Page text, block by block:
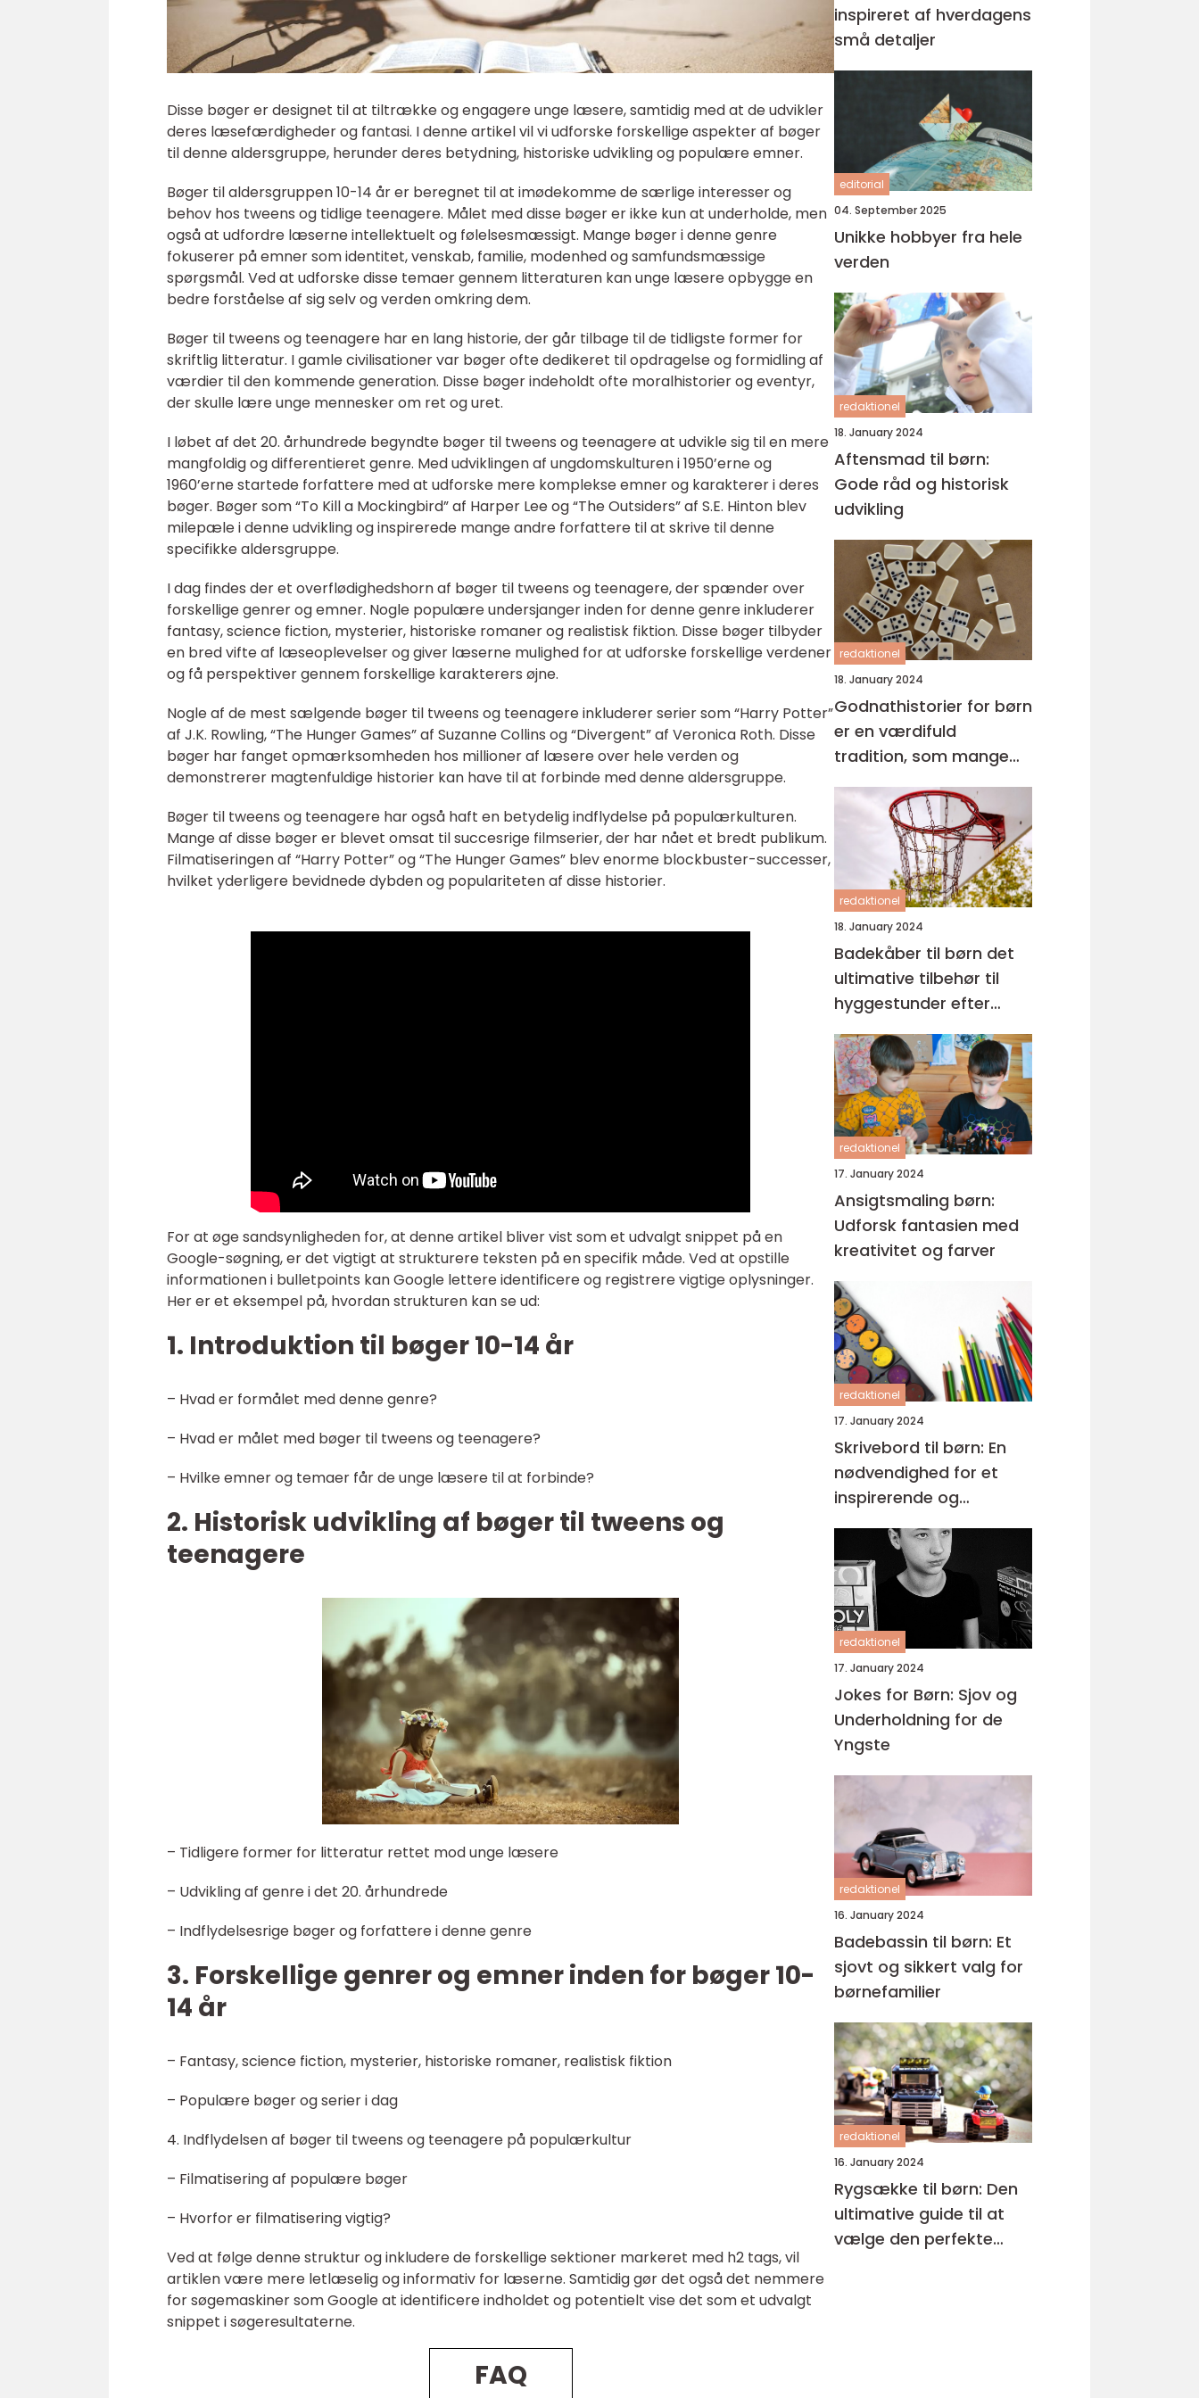
Disse bøger er designet til at tiltrække og engagere unge læsere, samtidig med at de udvikler
deres læsefærdigheder og fantasi. I denne artikel vil vi udforske forskellige aspekter af bøger
til denne aldersgruppe, herunder deres betydning, historiske udvikling og populære emner.
Bøger til aldersgruppen 10-14 år er beregnet til at imødekomme de særlige interesser og
behov hos tweens og tidlige teenagere. Målet med disse bøger er ikke kun at underholde, men
også at udfordre læserne intellektuelt og følelsesmæssigt. Mange bøger i denne genre
fokuserer på emner som identitet, venskab, familie, modenhed og samfundsmæssige
spørgsmål. Ved at udforske disse temaer gennem litteraturen kan unge læsere opbygge en
bedre forståelse af sig selv og verden omkring dem.
Bøger til tweens og teenagere har en lang historie, der går tilbage til de tidligste former for
skriftlig litteratur. I gamle civilisationer var bøger ofte dedikeret til opdragelse og formidling af
værdier til den kommende generation. Disse bøger indeholdt ofte moralhistorier og eventyr,
der skulle lære unge mennesker om ret og uret.
I løbet af det 20. århundrede begyndte bøger til tweens og teenagere at udvikle sig til en mere
mangfoldig og differentieret genre. Med udviklingen af ungdomskulturen i 1950’erne og
1960’erne startede forfattere med at udforske mere komplekse emner og karakterer i deres
bøger. Bøger som “To Kill a Mockingbird” af Harper Lee og “The Outsiders” af S.E. Hinton blev
milepæle i denne udvikling og inspirerede mange andre forfattere til at skrive til denne
specifikke aldersgruppe.
I dag findes der et overflødighedshorn af bøger til tweens og teenagere, der spænder over
forskellige genrer og emner. Nogle populære undersjanger inden for denne genre inkluderer
fantasy, science fiction, mysterier, historiske romaner og realistisk fiktion. Disse bøger tilbyder
en bred vifte af læseoplevelser og giver læserne mulighed for at udforske forskellige verdener
og få perspektiver gennem forskellige karakterers øjne.
Nogle af de mest sælgende bøger til tweens og teenagere inkluderer serier som “Harry Potter”
af J.K. Rowling, “The Hunger Games” af Suzanne Collins og “Divergent” af Veronica Roth. Disse
bøger har fanget opmærksomheden hos millioner af læsere over hele verden og
demonstrerer magtenfuldige historier kan have til at forbinde med denne aldersgruppe.
Bøger til tweens og teenagere har også haft en betydelig indflydelse på populærkulturen.
Mange af disse bøger er blevet omsat til succesrige filmserier, der har nået et bredt publikum.
Filmatiseringen af “Harry Potter” og “The Hunger Games” blev enorme blockbuster-successer,
hvilket yderligere bevidnede dybden og populariteten af disse historier.
For at øge sandsynligheden for, at denne artikel bliver vist som et udvalgt snippet på en
Google-søgning, er det vigtigt at strukturere teksten på en specifik måde. Ved at opstille
informationen i bulletpoints kan Google lettere identificere og registrere vigtige oplysninger.
Her er et eksempel på, hvordan strukturen kan se ud:
1. Introduktion til bøger 10-14 år
– Hvad er formålet med denne genre?
– Hvad er målet med bøger til tweens og teenagere?
– Hvilke emner og temaer får de unge læsere til at forbinde?
2. Historisk udvikling af bøger til tweens og
teenagere
– Tidligere former for litteratur rettet mod unge læsere
– Udvikling af genre i det 20. århundrede
– Indflydelsesrige bøger og forfattere i denne genre
3. Forskellige genrer og emner inden for bøger 10-
14 år
– Fantasy, science fiction, mysterier, historiske romaner, realistisk fiktion
– Populære bøger og serier i dag
4. Indflydelsen af bøger til tweens og teenagere på populærkultur
– Filmatisering af populære bøger
– Hvorfor er filmatisering vigtig?
Ved at følge denne struktur og inkludere de forskellige sektioner markeret med h2 tags, vil
artiklen være mere letlæselig og informativ for læserne. Samtidig gør det også det nemmere
for søgemaskiner som Google at identificere indholdet og potentielt vise det som et udvalgt
snippet i søgeresultaterne.
FAQ
inspireret af hverdagens
små detaljer
editorial
04. September 2025
Unikke hobbyer fra hele
verden
redaktionel
18. January 2024
Aftensmad til børn:
Gode råd og historisk
udvikling
redaktionel
18. January 2024
Godnathistorier for børn
er en værdifuld
tradition, som mange
forældre praktiserer for
at skabe ro og tryghed
omkring sengetid
redaktionel
18. January 2024
Badekåber til børn det
ultimative tilbehør til
hyggestunder efter
badet
redaktionel
17. January 2024
Ansigtsmaling børn:
Udforsk fantasien med
kreativitet og farver
redaktionel
17. January 2024
Skrivebord til børn: En
nødvendighed for et
inspirerende og
funktionelt læringsmiljø
redaktionel
17. January 2024
Jokes for Børn: Sjov og
Underholdning for de
Yngste
redaktionel
16. January 2024
Badebassin til børn: Et
sjovt og sikkert valg for
børnefamilier
redaktionel
16. January 2024
Rygsække til børn: Den
ultimative guide til at
vælge den perfekte